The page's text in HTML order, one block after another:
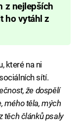
z nejlepších
ho vytáhl z
které na ni
sítí.
že dospělí
mého těla, mých
těch článků psaly